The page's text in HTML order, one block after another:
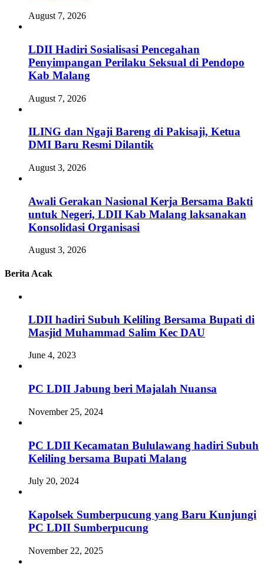
August 7, 2026
LDII Hadiri Sosialisasi Pencegahan
Penyimpangan Perilaku Seksual di Pendopo
Kab Malang
August 7, 2026
ILING dan Ngaji Bareng di Pakisaji, Ketua
DMI Baru Resmi Dilantik
August 3, 2026
Awali Gerakan Nasional Kerja Bersama Bakti
untuk Negeri, LDII Kab Malang laksanakan
Konsolidasi Organisasi
August 3, 2026
Berita Acak
LDII hadiri Subuh Keliling Bersama Bupati di
Masjid Muhammad Salim Kec DAU
June 4, 2023
PC LDII Jabung beri Majalah Nuansa
November 25, 2024
PC LDII Kecamatan Bululawang hadiri Subuh
Keliling bersama Bupati Malang
July 20, 2024
Kapolsek Sumberpucung yang Baru Kunjungi
PC LDII Sumberpucung
November 22, 2025